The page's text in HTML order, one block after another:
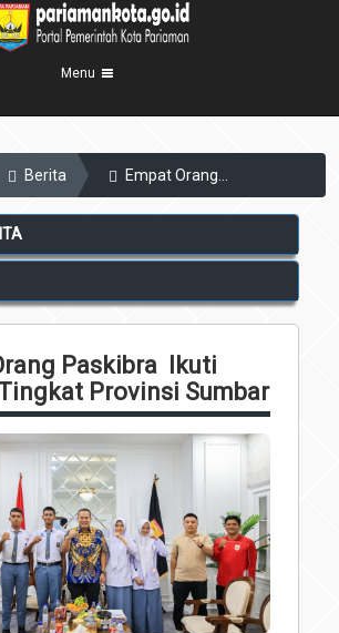
Menu
Profil Kota 5
Sejarah
Demografis
Geografis
Legislatif
Sekretariat Daerah
Kecamatan
Desa
Kelurahan
Unit Pelaksana Teknis (UPT)
Transparansi
Informasi
Layanan
Agenda
Pengumuman
Infografis
Download
Penghargaan
Berita Empat Orang...
Paskibra Ikuti
Provinsi Sumbar